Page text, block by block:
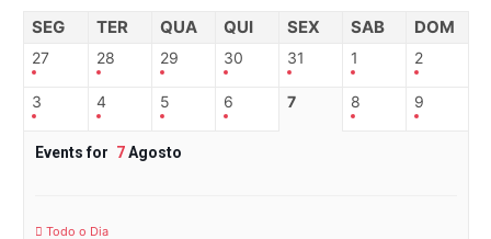
SEG TER QUA QUI SEX SAB DOM
27 28 29 30 31 1 2
3 4 5 6 7 8 9
Events for 7Agosto
Todo o Dia